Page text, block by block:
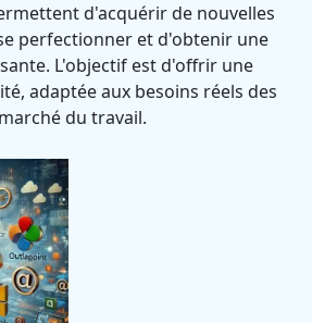
d'acquérir de nouvelles
perfectionner et d'obtenir une
L'objectif est d'offrir une
adaptée aux besoins réels des
du travail.